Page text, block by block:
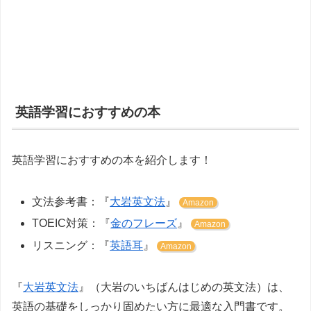
英語学習におすすめの本
英語学習におすすめの本を紹介します！
文法参考書：『大岩英文法 』 Amazon
TOEIC対策：『金のフレーズ』 Amazon
リスニング：『英語耳 』 Amazon
『大岩英文法 』（大岩のいちばんはじめの英文法）は、
英語の基礎をしっかり固めたい方に最適な入門書です。